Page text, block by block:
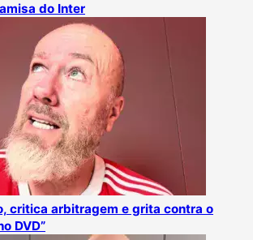
do Inter
critica arbitragem e grita contra o
DVD”